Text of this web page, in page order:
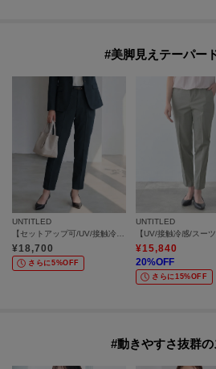
#美脚見えテーパー
UNTITLED
¥18,700
さらに5%OFF
UNTITLED
¥15,840
20%OFF
さらに15%OFF
#動きやすさ抜群の